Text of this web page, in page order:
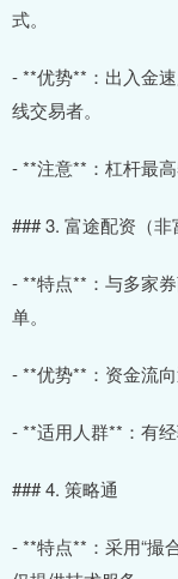
式。
- **优势**：出入金
线交易者。
- **注意**：杠杆最
### 3. 富途配资（非
- **特点**：与多家
单。
- **优势**：资金流
- **适用人群**：有经
### 4. 策略通
- **特点**：采用“撮